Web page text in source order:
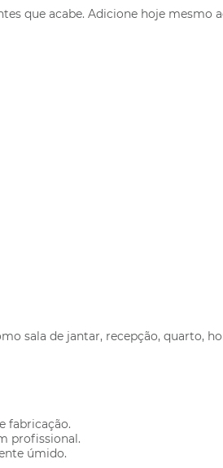
que acabe. Adicione hoje mesmo
sala de jantar, recepção, quarto,
fabricação.
profissional.
úmido.